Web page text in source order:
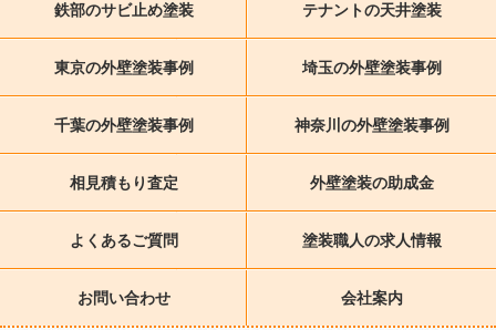
鉄部のサビ止め塗装 テナントの天井塗装
東京の外壁塗装事例 埼玉の外壁塗装事例
千葉の外壁塗装事例 神奈川の外壁塗装事例
相見積もり査定 外壁塗装の助成金
よくあるご質問 塗装職人の求人情報
お問い合わせ 会社案内